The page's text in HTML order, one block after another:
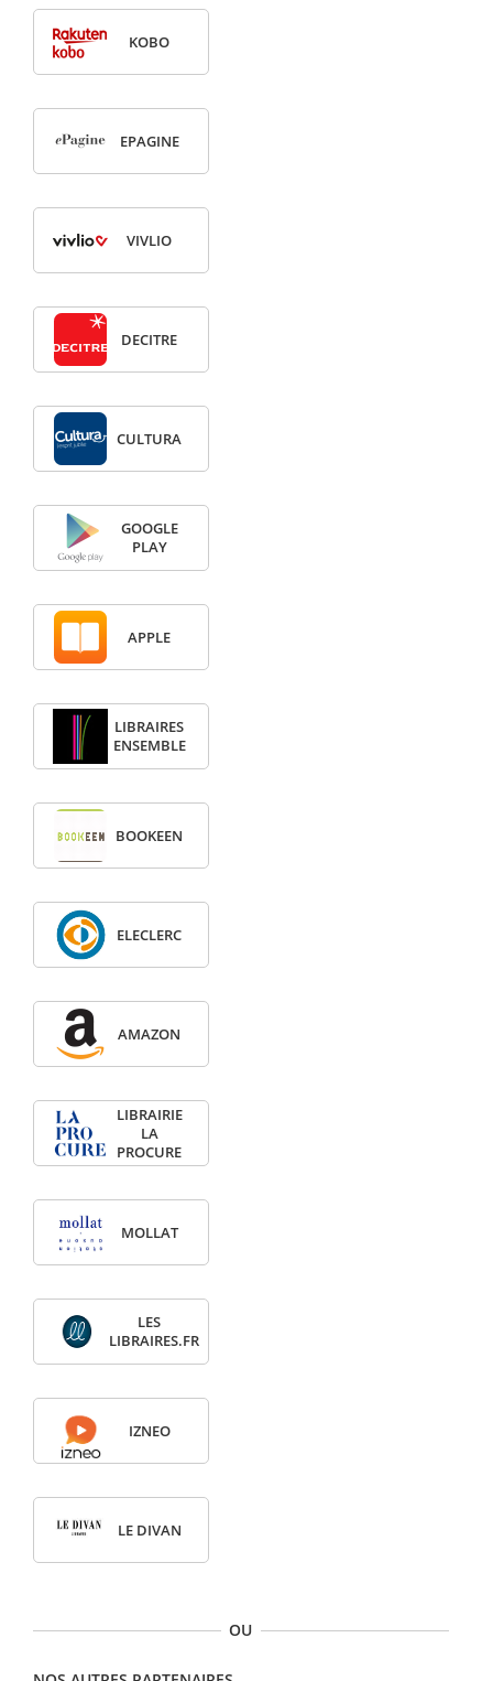
KOBO
EPAGINE
VIVLIO
DECITRE
CULTURA
GOOGLE
PLAY
APPLE
LIBRAIRES
ENSEMBLE
BOOKEEN
ELECLERC
AMAZON
LIBRAIRIE
LA
PROCURE
MOLLAT
LES
LIBRAIRES.FR
IZNEO
LE DIVAN
OU